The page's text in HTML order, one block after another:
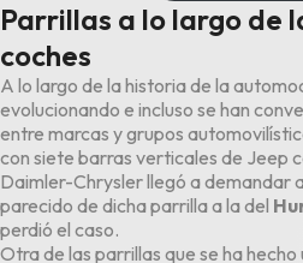
Parrillas a lo largo de
coches
A lo largo de la historia de la
evolucionando e incluso se han
entre marcas y grupos
con siete barras verticales de Jeep
Daimler-Chrysler llegó a demandar
parecido de dicha parrilla a la del
perdió el caso.
Otra de las parrillas que se ha